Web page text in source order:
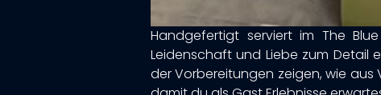
Handgefertigt serviert im The
Leidenschaft und Liebe zum Detail
der Vorbereitungen zeigen, wie aus